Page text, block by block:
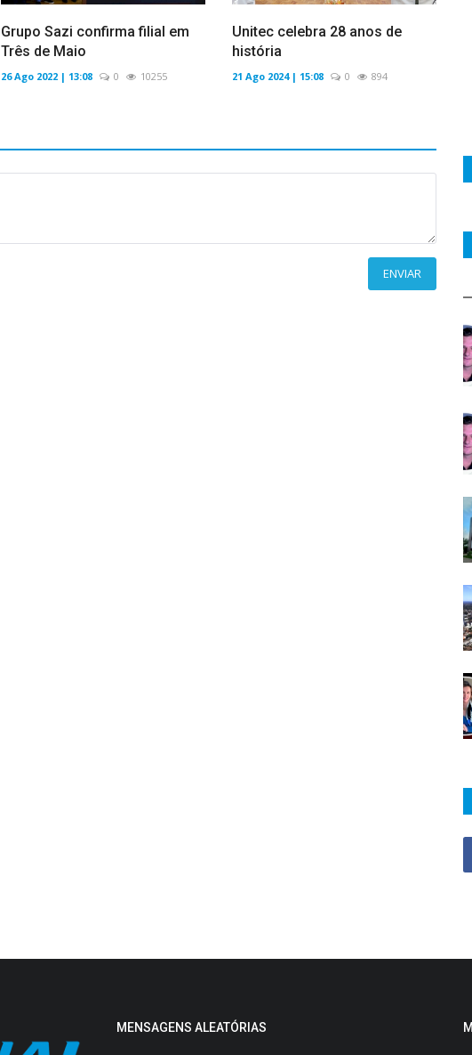
Grupo Sazi confirma filial em
Três de Maio
26 Ago 2022 | 13:08 0 10255
Unitec celebra 28 anos de
história
21 Ago 2024 | 15:08 0 894
ENVIAR
MENSAGENS ALEATÓRIAS